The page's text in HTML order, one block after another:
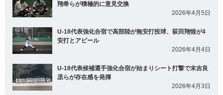
翔希らが積極的に意見交換
2026年4月5日
U-18代表強化合宿で高部陸が無安打投球、荻田翔惺が4
安打とアピール
2026年4月4日
U-18代表候補選手強化合宿が始まりシート打撃で末吉良
丞らが存在感を発揮
2026年4月3日